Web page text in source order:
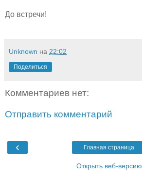
До встречи!
Unknown на 22:02
Поделиться
Комментариев нет:
Отправить комментарий
‹ Главная страница
Открыть веб-версию